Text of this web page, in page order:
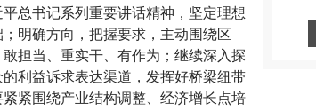
总书记系列重要讲话精神，坚定理想
明确方向，把握要求，主动围绕区
担当、重实干、有作为；继续深入探
利益诉求表达渠道，发挥好桥梁纽带
紧围绕产业结构调整、经济增长点培